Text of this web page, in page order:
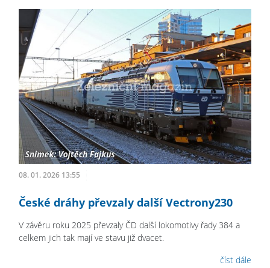
08. 01. 2026 13:55
České dráhy převzaly další Vectrony230
V závěru roku 2025 převzaly ČD další lokomotivy řady 384 a
celkem jich tak mají ve stavu již dvacet.
číst dále